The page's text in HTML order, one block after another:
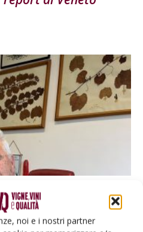
noi e i nostri partner
secondo l’Accademia
Vino